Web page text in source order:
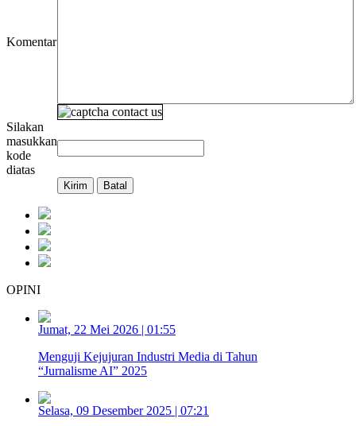
Komentar
Silakan
masukkan
kode
diatas
OPINI
Jumat, 22 Mei 2026 | 01:55
Menguji Kejujuran Industri Media di Tahun
“Jurnalisme AI” 2025
Selasa, 09 Desember 2025 | 07:21